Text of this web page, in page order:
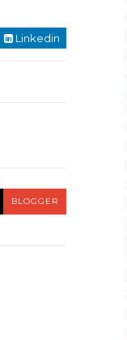
Linkedin
BLOGGER